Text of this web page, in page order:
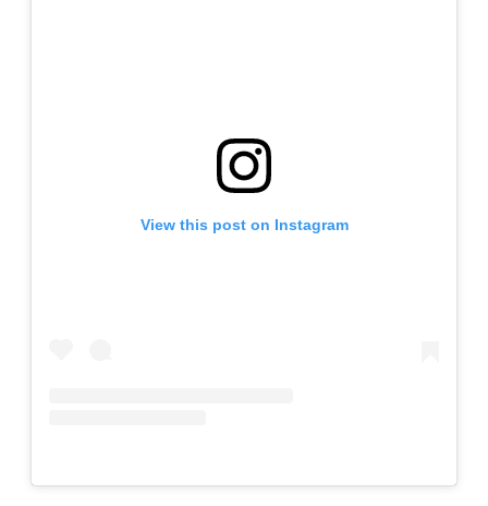
View this post on Instagram